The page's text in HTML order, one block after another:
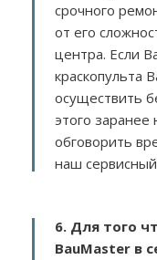
срочного
от его
центра. Если
краскопульта
осуществить
этого заранее
обговорить
наш
6. Для того
BauMaster в